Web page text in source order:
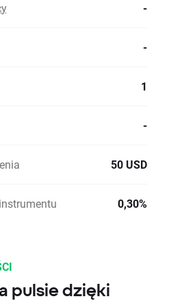
-
-
1
-
50 USD
0,30%
pulsie dzięki